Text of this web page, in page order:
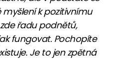
k pozitivnímu
řadu podnětů,
fungovat. Pochopíte
Je to jen zpětná